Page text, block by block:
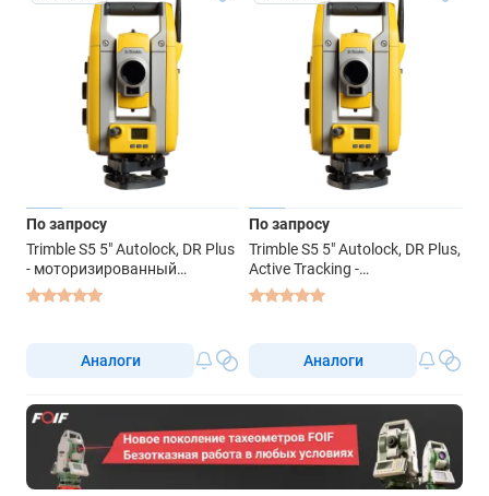
По запросу
Trimble S5 5" Autolock, DR Plus
- моторизированный
тахеометр
Аналоги
По запросу
Trimble S5 5" Autolock, DR Plus,
Active Tracking -
моторизированный
тахеометр
Аналоги